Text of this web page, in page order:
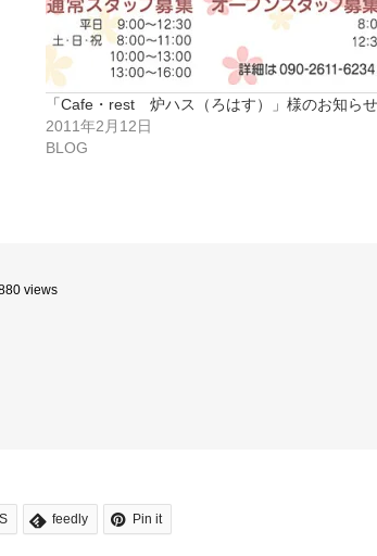
「Cafe・rest 炉ハス（ろはす）」様のお知らせ
2011年2月12日
BLOG
views
feedly Pin it